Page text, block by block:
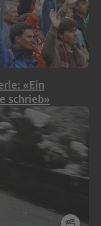
«Ein
schrieb»